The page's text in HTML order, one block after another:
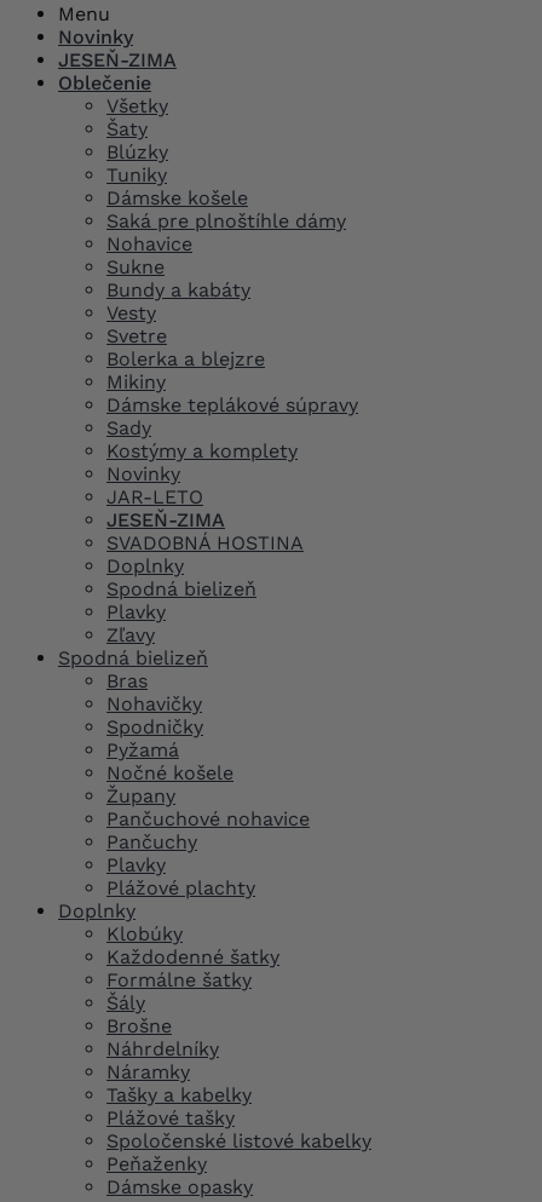
Menu
Novinky
JESEŇ-ZIMA
Oblečenie
Všetky
Šaty
Blúzky
Tuniky
Dámske košele
Saká pre plnoštíhle dámy
Nohavice
Sukne
Bundy a kabáty
Vesty
Svetre
Bolerka a blejzre
Mikiny
Dámske teplákové súpravy
Sady
Kostýmy a komplety
Novinky
JAR-LETO
JESEŇ-ZIMA
SVADOBNÁ HOSTINA
Doplnky
Spodná bielizeň
Plavky
Zľavy
Spodná bielizeň
Bras
Nohavičky
Spodničky
Pyžamá
Nočné košele
Župany
Pančuchové nohavice
Pančuchy
Plavky
Plážové plachty
Doplnky
Klobúky
Každodenné šatky
Formálne šatky
Šály
Brošne
Náhrdelníky
Náramky
Tašky a kabelky
Plážové tašky
Spoločenské listové kabelky
Peňaženky
Dámske opasky